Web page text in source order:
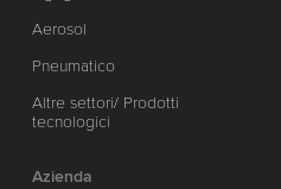
Aerosol
Pneumatico
Altre settori/ Prodotti
tecnologici
Azienda